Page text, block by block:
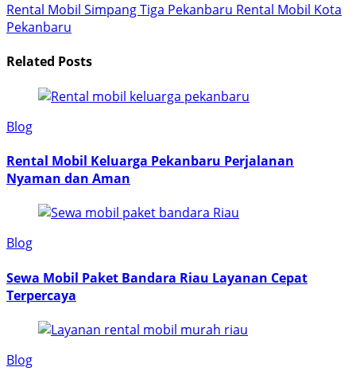
Rental Mobil Simpang Tiga Pekanbaru Rental Mobil Kota
Pekanbaru
Related Posts
Blog
Rental Mobil Keluarga Pekanbaru Perjalanan
Nyaman dan Aman
Blog
Sewa Mobil Paket Bandara Riau Layanan Cepat
Terpercaya
Blog